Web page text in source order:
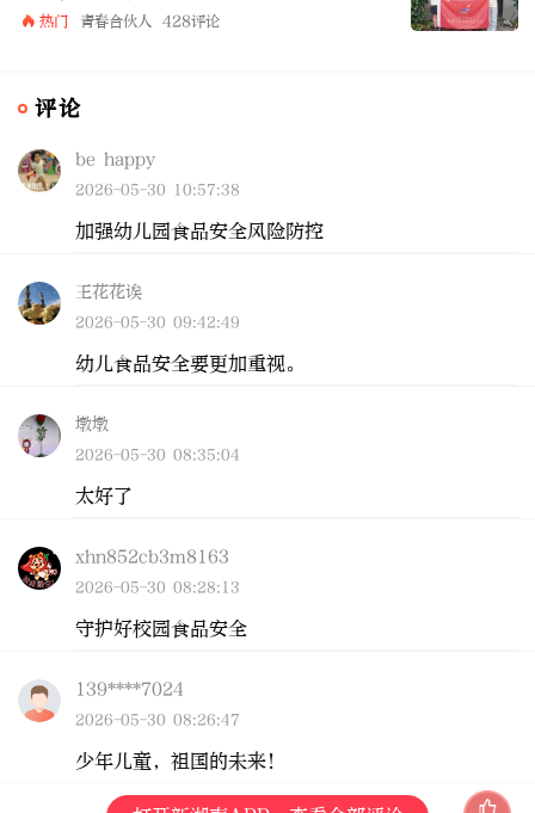
热门 青春合伙人 428评论
评论
be happy
2026-05-30 10:57:38
加强幼儿园食品安全风险防控
王花花诶
2026-05-30 09:42:49
幼儿食品安全要更加重视。
墩墩
2026-05-30 08:35:04
太好了
xhn852cb3m8163
2026-05-30 08:28:13
守护好校园食品安全
139****7024
2026-05-30 08:26:47
少年儿童，祖国的未来！